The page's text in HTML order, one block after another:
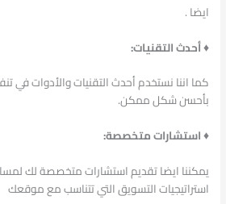
ايضا .
♦ أحدث التقنيات:
كما اننا نستخدم أحدث التقنيات والأدوات في
بأحسن شكل ممكن.
♦ استشارات متخصصة:
يمكننا ايضا تقديم استشارات متخصصة لك
استراتيجيات التسويق التي تتناسب مع موقعك